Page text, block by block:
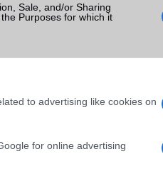
Sale, and/or Sharing
Purposes for which it
to advertising like cookies on
for online advertising
Nincs
Nincs